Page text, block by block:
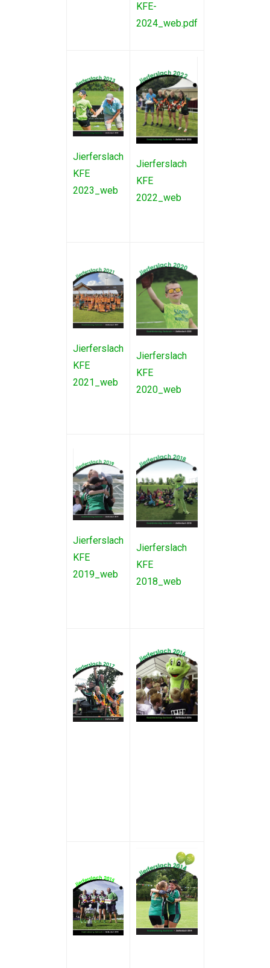
KFE-
2024_web.pdf
Jierferslach
KFE
2023_web
Jierferslach
KFE
2022_web
Jierferslach
KFE
2021_web
Jierferslach
KFE
2020_web
Jierferslach
KFE
2019_web
Jierferslach
KFE
2018_web